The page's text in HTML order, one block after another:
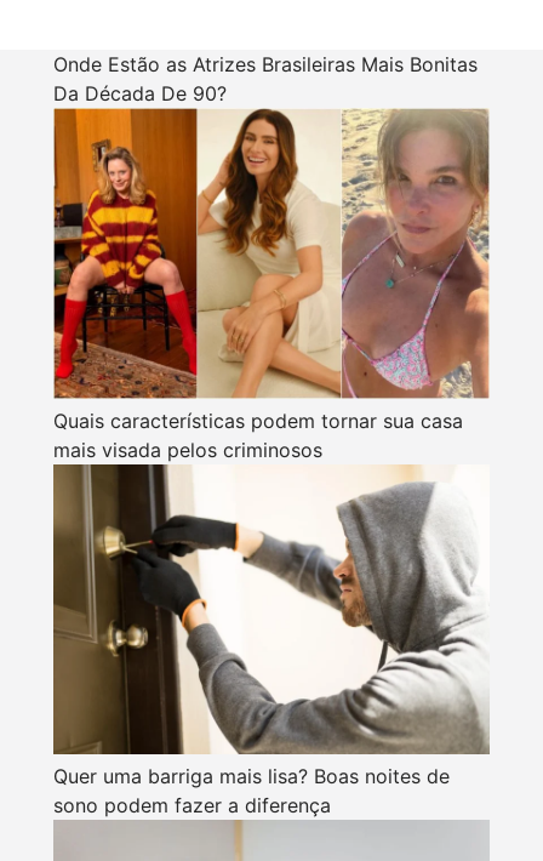
Onde Estão as Atrizes Brasileiras Mais Bonitas
Da Década De 90?
Quais características podem tornar sua casa
mais visada pelos criminosos
Quer uma barriga mais lisa? Boas noites de
sono podem fazer a diferença